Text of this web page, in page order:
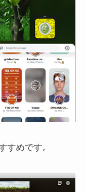
すめです。